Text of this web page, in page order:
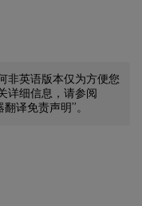
非英语版本仅为方便您
详细信息，请参阅
翻译免责声明”。